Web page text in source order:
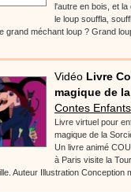
l'autre en bois, et
le loup souffla,
grand méchant loup ? Grand
Vidéo Livre
magique de
Contes Enfants
Livre virtuel pour
magique de la
Un livre animé
à Paris visite la
Auteur Illustration Conception